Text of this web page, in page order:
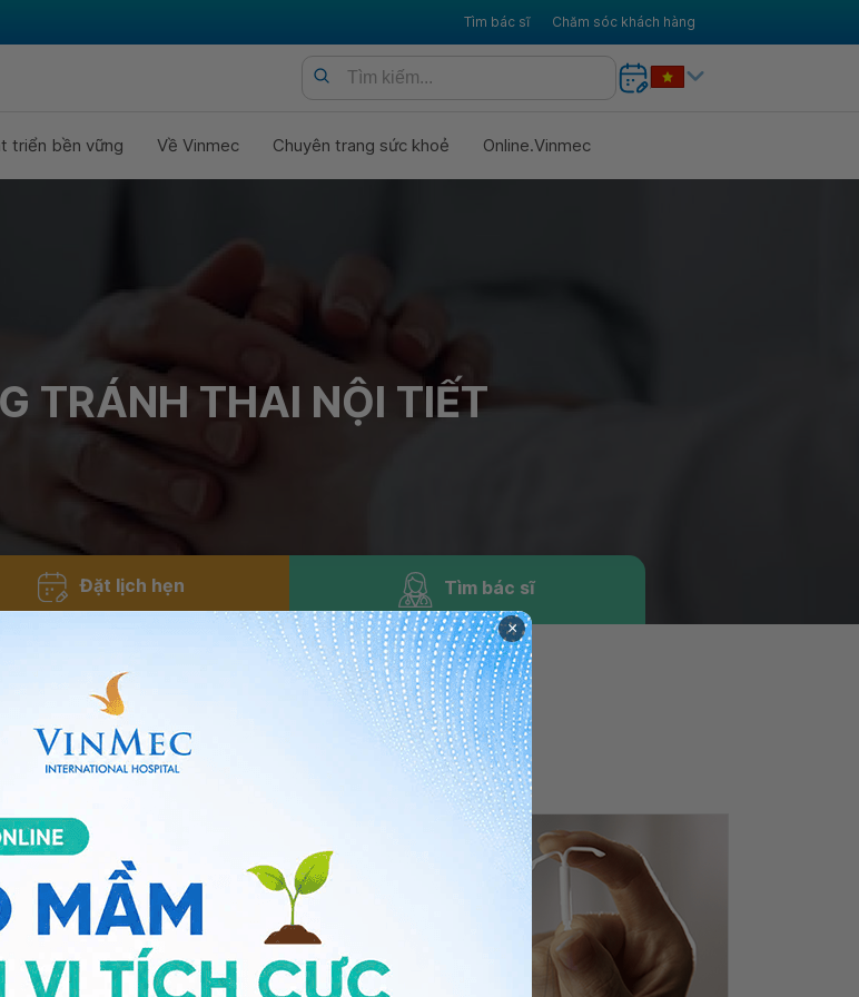
Tìm bác sĩ Chăm sóc khách hàng
triển bền vững Về Vinmec Chuyên trang sức khoẻ Online.Vinmec
TRÁNH THAI NỘI TIẾT
Đặt lịch hẹn Tìm bác sĩ
×